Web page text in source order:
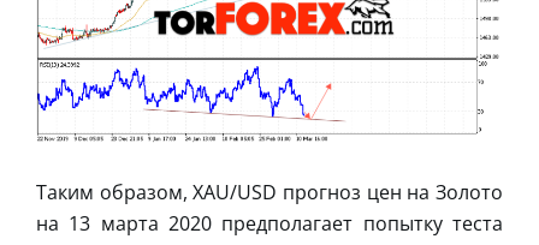
Таким образом, XAU/USD прогноз цен на Золото
на 13 марта 2020 предполагает попытку теста